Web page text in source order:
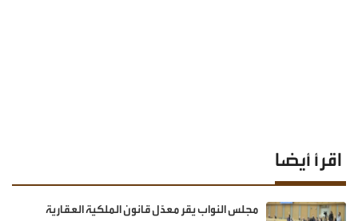
اقرأ أيضا
مجلس النواب يقر معدّل قانون الملكية العقارية